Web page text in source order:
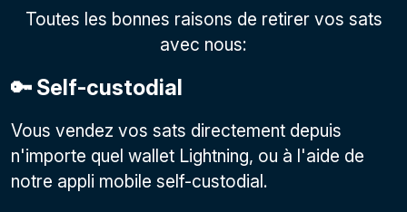
Toutes les bonnes raisons de retirer vos sats
avec nous:
🔑 Self-custodial
Vous vendez vos sats directement depuis
n'importe quel wallet Lightning, ou à l'aide de
notre appli mobile self-custodial.